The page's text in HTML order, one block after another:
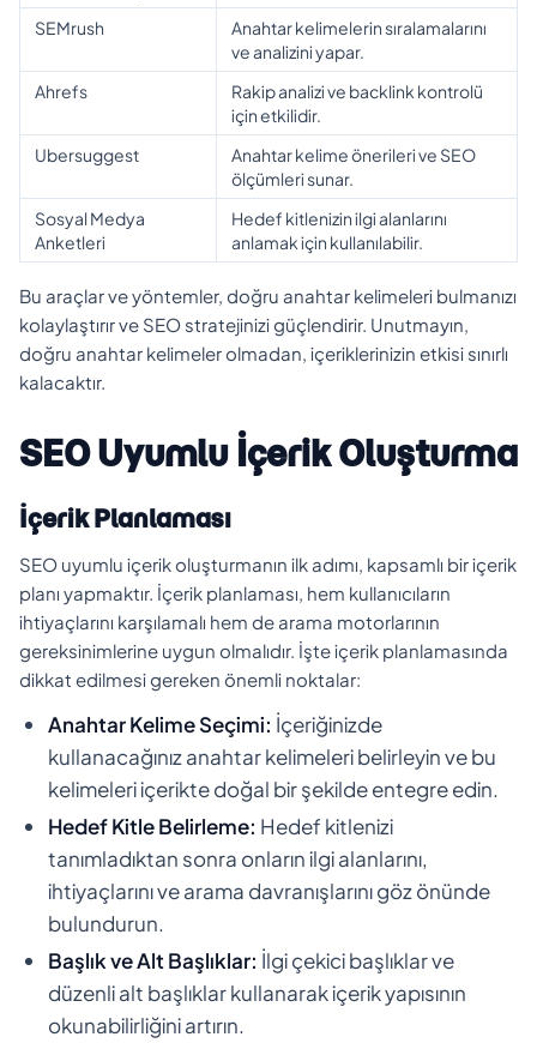
SEMrush
Anahtar kelimelerin sıralamalarını
ve analizini yapar.
Ahrefs
Rakip analizi ve backlink kontrolü
için etkilidir.
Ubersuggest
Anahtar kelime önerileri ve SEO
ölçümleri sunar.
Sosyal Medya
Anketleri
Hedef kitlenizin ilgi alanlarını
anlamak için kullanılabilir.
Bu araçlar ve yöntemler, doğru anahtar kelimeleri bulmanızı
kolaylaştırır ve SEO stratejinizi güçlendirir. Unutmayın,
doğru anahtar kelimeler olmadan, içeriklerinizin etkisi sınırlı
kalacaktır.
SEO Uyumlu İçerik Oluşturma
İçerik Planlaması
SEO uyumlu içerik oluşturmanın ilk adımı, kapsamlı bir içerik
planı yapmaktır. İçerik planlaması, hem kullanıcıların
ihtiyaçlarını karşılamalı hem de arama motorlarının
gereksinimlerine uygun olmalıdır. İşte içerik planlamasında
dikkat edilmesi gereken önemli noktalar:
Anahtar Kelime Seçimi: İçeriğinizde
kullanacağınız anahtar kelimeleri belirleyin ve bu
kelimeleri içerikte doğal bir şekilde entegre edin.
Hedef Kitle Belirleme: Hedef kitlenizi
tanımladıktan sonra onların ilgi alanlarını,
ihtiyaçlarını ve arama davranışlarını göz önünde
bulundurun.
Başlık ve Alt Başlıklar: İlgi çekici başlıklar ve
düzenli alt başlıklar kullanarak içerik yapısının
okunabilirliğini artırın.